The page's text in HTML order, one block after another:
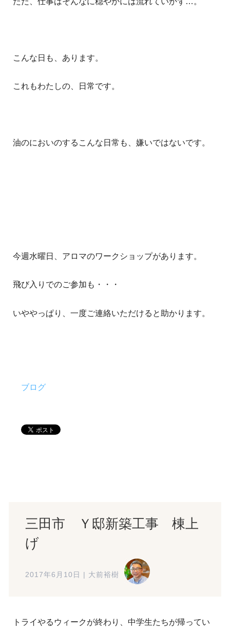
こんな日も、あります。
これもわたしの、日常です。
油のにおいのするこんな日常も、嫌いではないです。
今週水曜日、アロマのワークショップがあります。
飛び入りでのご参加も・・・
いややっぱり、一度ご連絡いただけると助かります。
ブログ
三田市 Ｙ邸新築工事 棟上
げ
2017年6月10日 大前裕樹
トライやるウィークが終わり、中学生たちが帰ってい